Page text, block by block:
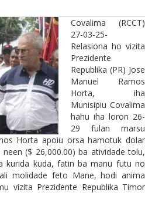
Covalima (RCCT)
27-03-25-
Relasiona ho vizita
Prezidente
Republika (PR) Jose
Manuel Ramos
Horta, iha
Munisipiu Covalima
hahu iha loron 26-
29 fulan marsu
Horta apoiu orsa hamotuk dolar
($ 26,000.00) ba atividade tolu,
kurida kuda, fatin ba manu futu no
molidade feto Mane, hodi anima
vizita Prezidente Republika Timor